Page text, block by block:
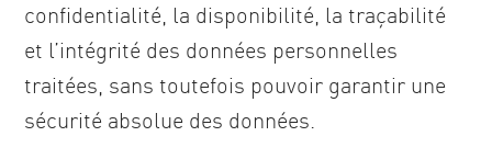
confidentialité, la disponibilité, la traçabilité
et l’intégrité des données personnelles
traitées, sans toutefois pouvoir garantir une
sécurité absolue des données.